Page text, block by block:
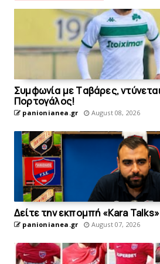
Συμφωνία με Tαβάρες,
Πορτογάλος!
panionianea.gr August 08, 2026
Δείτε την εκπομπή «Kara
panionianea.gr August 07, 2026